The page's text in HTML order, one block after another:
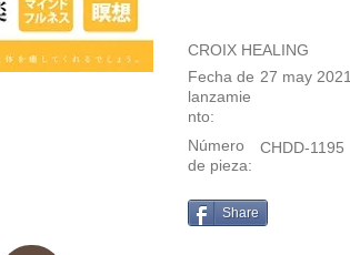
CROIX HEALING
27 may 2021
Fecha de
lanzamie
nto:
Número
de pieza:
CHDD-1195
Share